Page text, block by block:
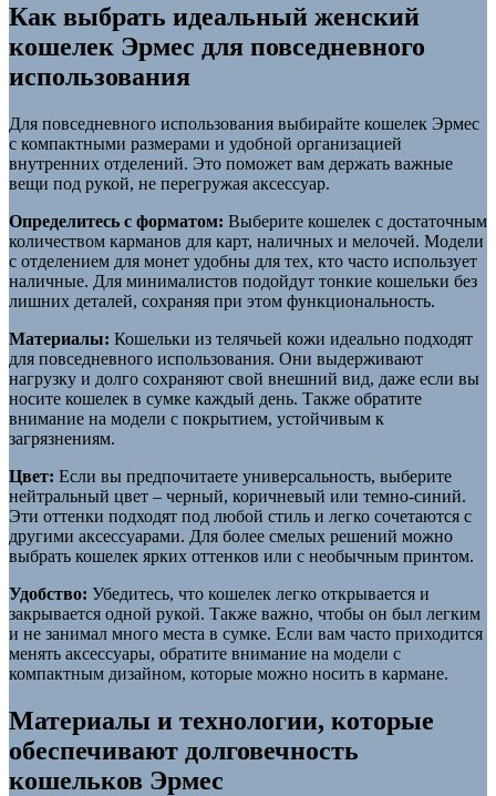
Как выбрать идеальный женский
кошелек Эрмес для повседневного
использования
Для повседневного использования выбирайте кошелек Эрмес
с компактными размерами и удобной организацией
внутренних отделений. Это поможет вам держать важные
вещи под рукой, не перегружая аксессуар.
Определитесь с форматом: Выберите кошелек с достаточным
количеством карманов для карт, наличных и мелочей. Модели
с отделением для монет удобны для тех, кто часто использует
наличные. Для минималистов подойдут тонкие кошельки без
лишних деталей, сохраняя при этом функциональность.
Материалы: Кошельки из телячьей кожи идеально подходят
для повседневного использования. Они выдерживают
нагрузку и долго сохраняют свой внешний вид, даже если вы
носите кошелек в сумке каждый день. Также обратите
внимание на модели с покрытием, устойчивым к
загрязнениям.
Цвет: Если вы предпочитаете универсальность, выберите
нейтральный цвет – черный, коричневый или темно-синий.
Эти оттенки подходят под любой стиль и легко сочетаются с
другими аксессуарами. Для более смелых решений можно
выбрать кошелек ярких оттенков или с необычным принтом.
Удобство: Убедитесь, что кошелек легко открывается и
закрывается одной рукой. Также важно, чтобы он был легким
и не занимал много места в сумке. Если вам часто приходится
менять аксессуары, обратите внимание на модели с
компактным дизайном, которые можно носить в кармане.
Материалы и технологии, которые
обеспечивают долговечность
кошельков Эрмес